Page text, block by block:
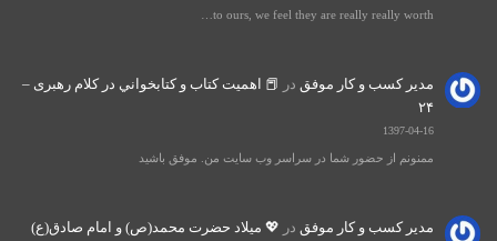
to ours, we feel they are really really worth…
مدیر کسب و کار موفق در 📕 اهميت كتاب و كتابخواني در كلام رهبری –
۲۴
1397-04-16
ممنونم از حضور شما در سراسر وب سایت من. موفق باشید
مدیر کسب و کار موفق در 💖 میلاد حضرت محمد(ص) و امام صادق(ع)